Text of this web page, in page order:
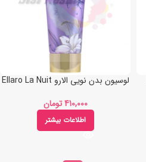
لوسیون بدن نویی الارو Ellaro La Nuit
تومان
اطلاعات بیشتر